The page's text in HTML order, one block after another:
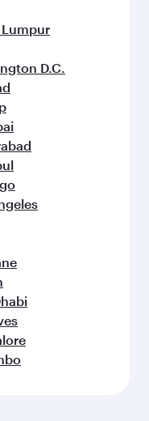
D.C.